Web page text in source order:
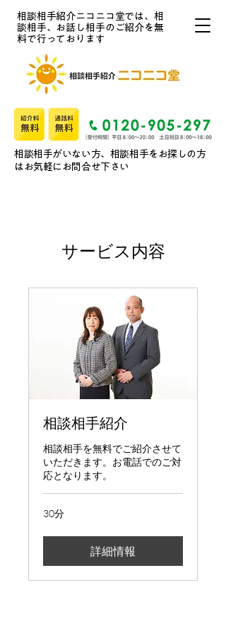
相談相手紹介ニコニコ堂では、相
談相手、お話し相手のご紹介を無
料で行っております
​相談相手がいない方、相談相手をお探しの方
はお気軽にお問合せ下さい
サービス内容
相談相手紹介
相談相手を無料でご紹介させて
いただきます。お電話でのご対
応となります。
30分
詳細情報